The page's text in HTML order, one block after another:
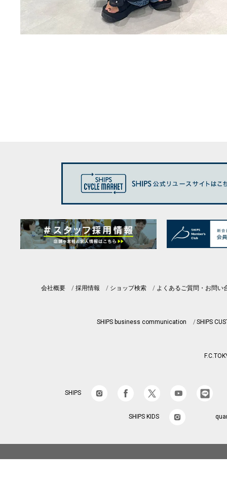
会社概要 採用情報 ショップ検索 よくあるご質問・お問い
SHIPS business communication SHIPS
SHIPS
SHIPS KIDS